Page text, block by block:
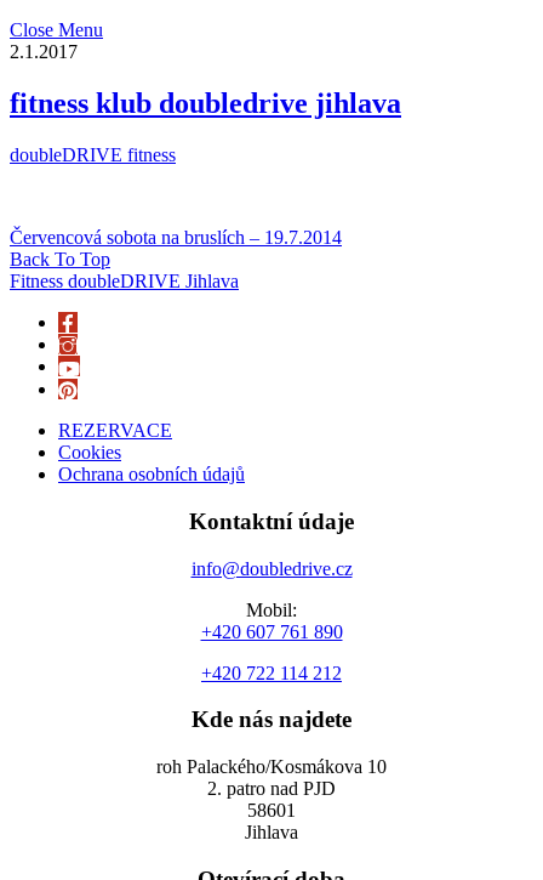
Close Menu
2.1.2017
fitness klub doubledrive jihlava
doubleDRIVE fitness
Červencová sobota na bruslích – 19.7.2014
Back To Top
Fitness doubleDRIVE Jihlava
REZERVACE
Cookies
Ochrana osobních údajů
Kontaktní údaje
info@doubledrive.cz
Mobil:
+420 607 761 890
+420 722 114 212
Kde nás najdete
roh Palackého/Kosmákova 10
2. patro nad PJD
58601
Jihlava